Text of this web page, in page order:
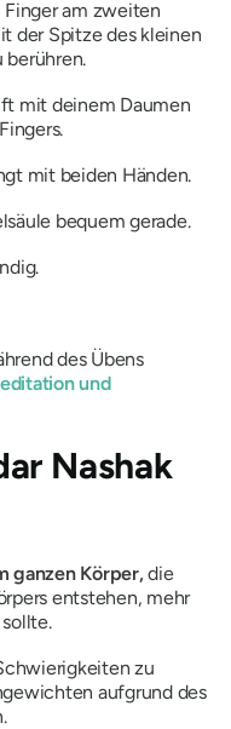
am zweiten
der Spitze des kleinen
berühren.
mit deinem Daumen
mit beiden Händen.
bequem gerade.
des Übens
und
Nashak
ganzen Körper,die
entstehen, mehr
zu
aufgrund des